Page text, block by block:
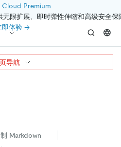
Cloud Premium
限扩展、即时弹性伸缩和高级安全保
即体验 →
Markdown
导航